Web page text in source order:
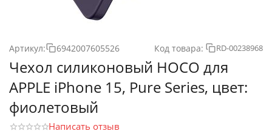
Артикул: 6942007605526 Код товара: RD-00238968
Чехол силиконовый HOCO для
APPLE iPhone 15, Pure Series, цвет:
фиолетовый
Написать отзыв